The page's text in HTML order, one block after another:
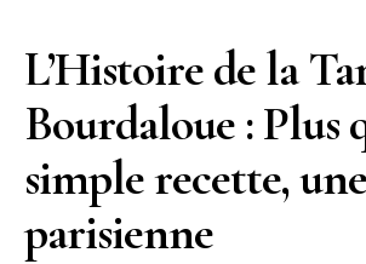
L’Histoire de la
Bourdaloue : Plus
simple recette,
parisienne